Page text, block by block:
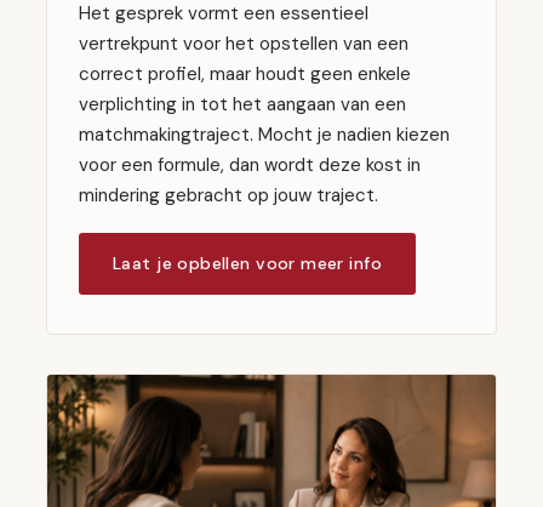
Het gesprek vormt een essentieel
vertrekpunt voor het opstellen van een
correct profiel, maar houdt geen enkele
verplichting in tot het aangaan van een
matchmakingtraject. Mocht je nadien kiezen
voor een formule, dan wordt deze kost in
mindering gebracht op jouw traject.
Laat je opbellen voor meer info